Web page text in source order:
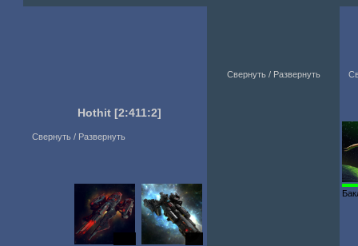
Hothit [2:411:2]
Свернуть / Развернуть
Свернуть / Развернуть